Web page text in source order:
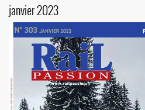
janvier 2023